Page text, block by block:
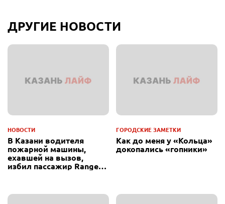
ДРУГИЕ НОВОСТИ
НОВОСТИ
В Казани водителя
пожарной машины,
ехавшей на вызов,
избил пассажир Range
ГОРОДСКИЕ ЗАМЕТКИ
Как до меня у «Кольца»
докопались «гопники»